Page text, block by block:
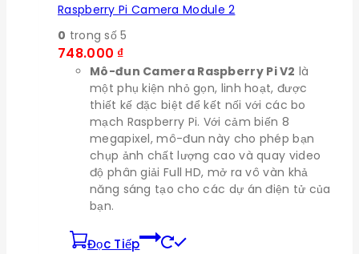
Raspberry Pi Camera Module 2
0 trong số 5
748.000 ₫
Mô-đun Camera Raspberry Pi V2 là
một phụ kiện nhỏ gọn, linh hoạt, được
thiết kế đặc biệt để kết nối với các bo
mạch Raspberry Pi. Với cảm biến 8
megapixel, mô-đun này cho phép bạn
chụp ảnh chất lượng cao và quay video
độ phân giải Full HD, mở ra vô vàn khả
năng sáng tạo cho các dự án điện tử của
bạn.
Đọc Tiếp